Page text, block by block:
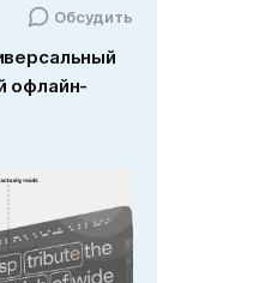
Обсудить
офлайн-